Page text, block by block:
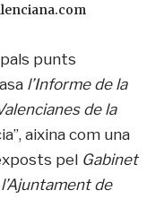
punts
l’Informe de la
de la
aixina com una
pel Gabinet
de